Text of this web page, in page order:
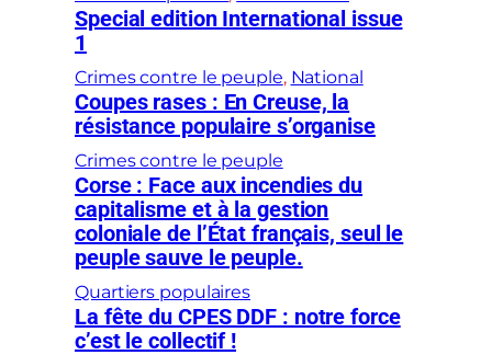
Special edition International issue
1
Crimes contre le peuple, National
Coupes rases : En Creuse, la
résistance populaire s’organise
Crimes contre le peuple
Corse : Face aux incendies du
capitalisme et à la gestion
coloniale de l’État français, seul le
peuple sauve le peuple.
Quartiers populaires
La fête du CPES DDF : notre force
c’est le collectif !